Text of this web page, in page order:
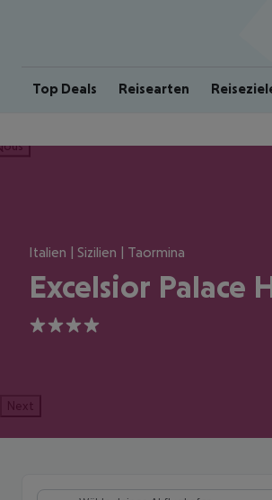
Top Deals Reisearten
Italien | Sizilien | Taormina
Excelsior Palace
4
Next